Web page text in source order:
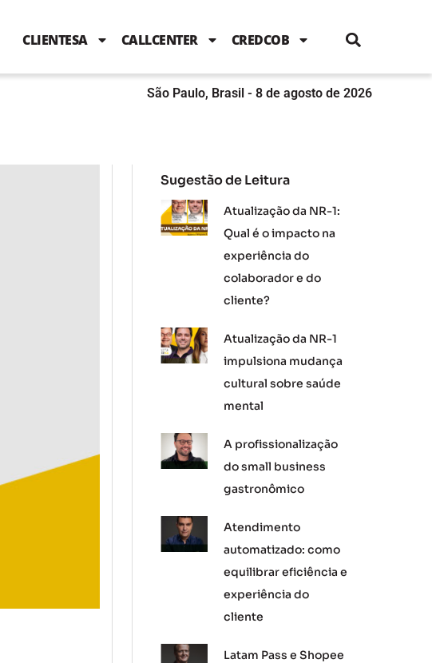
b
o
k
t
e
b
n
g
a
m
CLIENTESA CALLCENTER CREDCOB
São Paulo, Brasil - 8 de agosto de 2026
Sugestão de Leitura
Atualização da NR-1:
Qual é o impacto na
experiência do
colaborador e do
cliente?
Atualização da NR-1
impulsiona mudança
cultural sobre saúde
mental
A profissionalização
do small business
gastronômico
Atendimento
automatizado: como
equilibrar eficiência e
experiência do
cliente
Latam Pass e Shopee